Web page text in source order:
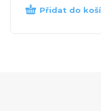
Přidat do